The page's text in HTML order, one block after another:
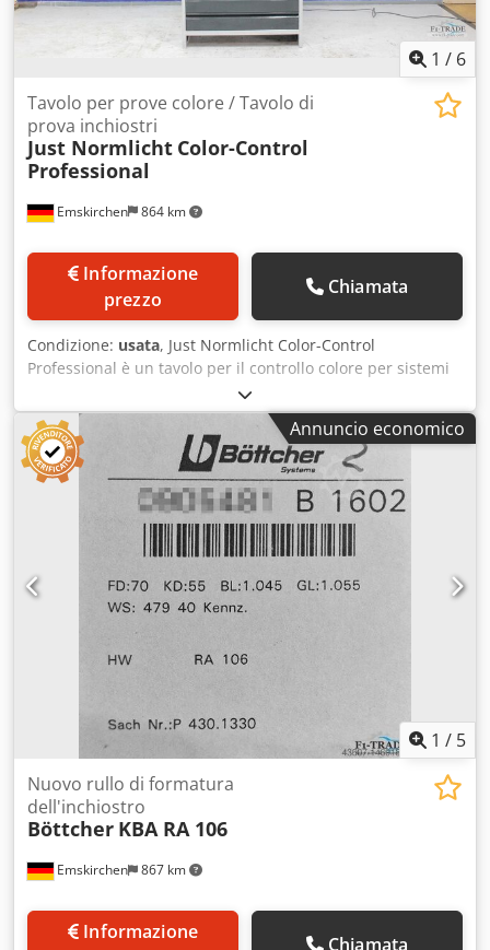
1 / 6
Emskirchen 864 km
Tavolo per prove colore / Tavolo di
prova inchiostri
Just Normlicht Color-Control
Professional
prezzo
Chiamata
Condizione: usata, Just Normlicht Color-Control
Professional è un tavolo per il controllo colore per sistemi
di gestione del colore precisi. Tavolo per controllo colore /
Tavolo per prove inchiostro Just Normlicht Color-Control
Professional Dimensioni del tavolo: 940 x 680 mm 5
cassetti L/P/H 90 x 70 x 12 cm Ispezione video online
tramite WhatsApp - MS Zoom - Telegram Crodpfx Agoyuzf
Asdjf Disponibile a magazzino a Emskirchen/Norimberga –
Disponibile immediatamente – Testabile sul posto
Annuncio economico
1 / 5
Emskirchen 867 km
Nuovo rullo di formatura
dell'inchiostro
Böttcher KBA RA 106
Chiamata